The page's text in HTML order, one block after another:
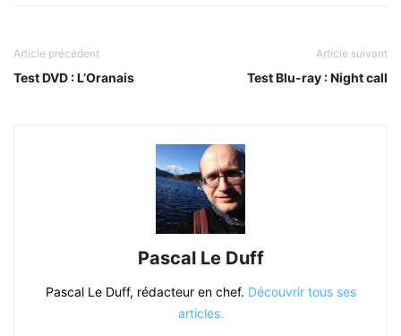
Article précédent
Test DVD : L’Oranais
Article suivant
Test Blu-ray : Night call
Pascal Le Duff
Pascal Le Duff, rédacteur en chef. Découvrir tous ses
articles.